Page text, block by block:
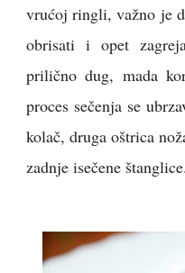
vrućoj ringli, važno je
obrisati i opet
prilično dug, mada
proces sečenja se
kolač, druga oštrica
zadnje isečene štanglice.